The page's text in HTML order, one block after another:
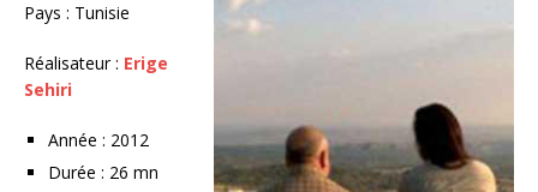
Pays : Tunisie
Réalisateur : Erige
Sehiri
Année : 2012
Durée : 26 mn